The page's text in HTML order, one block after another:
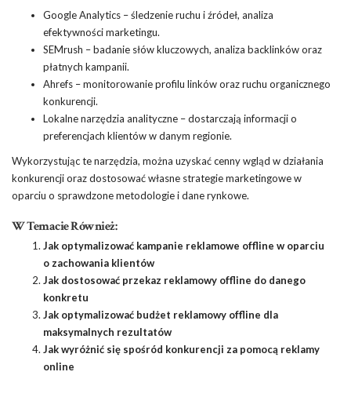
Google Analytics – śledzenie ruchu i źródeł, analiza
efektywności marketingu.
SEMrush – badanie słów kluczowych, analiza backlinków oraz
płatnych kampanii.
Ahrefs – monitorowanie profilu linków oraz ruchu organicznego
konkurencji.
Lokalne narzędzia analityczne – dostarczają informacji o
preferencjach klientów w danym regionie.
Wykorzystując te narzędzia, można uzyskać cenny wgląd w działania
konkurencji oraz dostosować własne strategie marketingowe w
oparciu o sprawdzone metodologie i dane rynkowe.
W Temacie Również:
Jak optymalizować kampanie reklamowe offline w oparciu
o zachowania klientów
Jak dostosować przekaz reklamowy offline do danego
konkretu
Jak optymalizować budżet reklamowy offline dla
maksymalnych rezultatów
Jak wyróżnić się spośród konkurencji za pomocą reklamy
online